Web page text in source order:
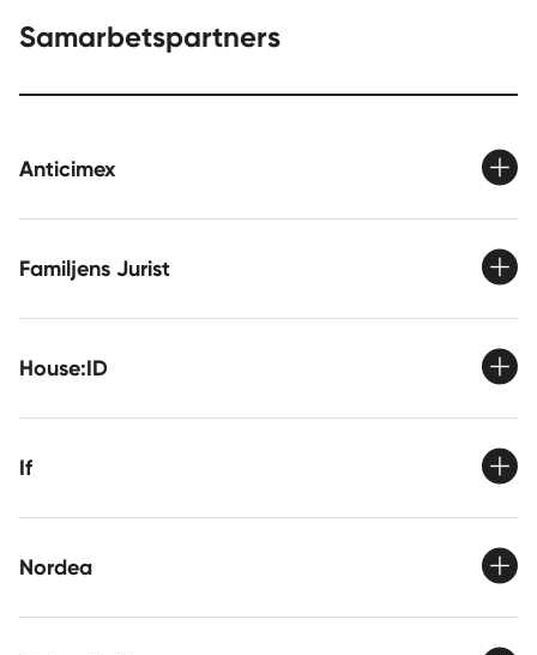
Samarbetspartners
Anticimex
Familjens Jurist
House:ID
If
Nordea